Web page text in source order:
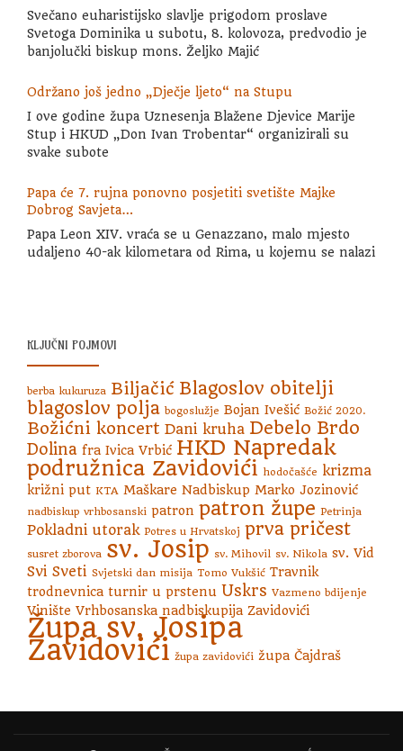
Svečano euharistijsko slavlje prigodom proslave
Svetoga Dominika u subotu, 8. kolovoza, predvodio je
banjolučki biskup mons. Željko Majić
Održano još jedno „Dječje ljeto“ na Stupu
I ove godine župa Uznesenja Blažene Djevice Marije
Stup i HKUD „Don Ivan Trobentar“ organizirali su
svake subote
Papa će 7. rujna ponovno posjetiti svetište Majke
Dobrog Savjeta…
Papa Leon XIV. vraća se u Genazzano, malo mjesto
udaljeno 40-ak kilometara od Rima, u kojemu se nalazi
KLJUČNI POJMOVI
berba kukuruza Biljačić Blagoslov obitelji
blagoslov polja bogoslužje Bojan Ivešić Božić 2020.
Božićni koncert Dani kruha Debelo Brdo
Dolina fra Ivica Vrbić HKD Napredak
podružnica Zavidovići hodočašće krizma
križni put KTA Maškare Nadbiskup Marko Jozinović
nadbiskup vrhbosanski patron patron župe Petrinja
Pokladni utorak Potres u Hrvatskoj prva pričest
susret zborova sv. Josip sv. Mihovil sv. Nikola sv. Vid
Svi Sveti Svjetski dan misija Tomo Vukšić Travnik
trodnevnica turnir u prstenu Uskrs Vazmeno bdijenje
Vinište Vrhbosanska nadbiskupija Zavidovići
Župa sv. Josipa
Zavidovići župa zavidovići župa Čajdraš